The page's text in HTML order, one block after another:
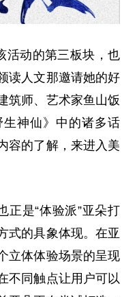
活动的第三板块，也
读人文那邀请她的好
筑师、艺术家鱼山饭
神仙》中的诸多话
容的了解，来进入美
正是“体验派”亚朵打
式的具象体现。在亚
立体体验场景的呈现
不同触点让用户可以